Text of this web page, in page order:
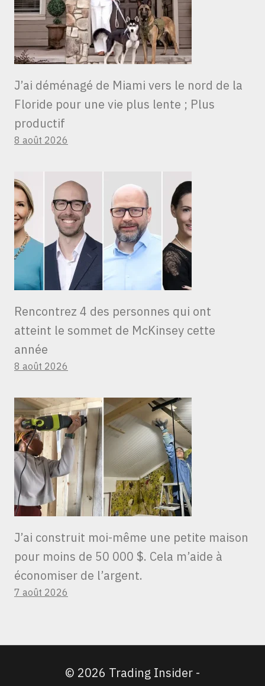
J’ai déménagé de Miami vers le nord de la
Floride pour une vie plus lente ; Plus
productif
8 août 2026
Rencontrez 4 des personnes qui ont
atteint le sommet de McKinsey cette
année
8 août 2026
J’ai construit moi-même une petite maison
pour moins de 50 000 $. Cela m’aide à
économiser de l’argent.
7 août 2026
© 2026 Trading Insider -